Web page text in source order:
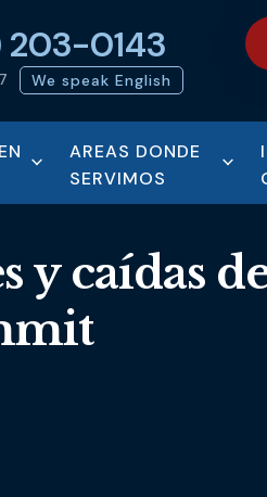
203-0143
We speak English
AREAS DONDE
SERVIMOS
y caídas